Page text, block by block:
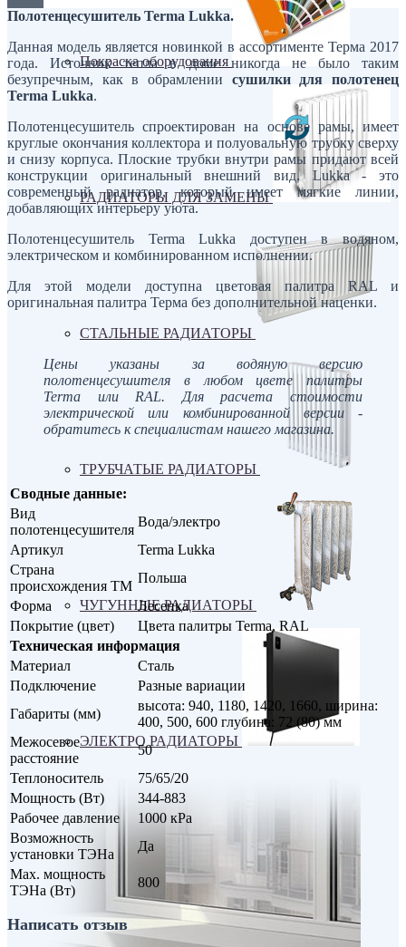
Покраска оборудования
РАДИАТОРЫ ДЛЯ ЗАМЕНЫ
СТАЛЬНЫЕ РАДИАТОРЫ
ТРУБЧАТЫЕ РАДИАТОРЫ
ЧУГУННЫЕ РАДИАТОРЫ
ЭЛЕКТРО РАДИАТОРЫ
Полотенцесушитель Terma Lukka.
Данная модель является новинкой в ассортименте Терма 2017
года. Источник тепла в доме никогда не было таким
безупречным, как в обрамлении сушилки для полотенец
Terma Lukka.
Полотенцесушитель спроектирован на основе рамы, имеет
круглые окончания коллектора и полуовальную трубку сверху
и снизу корпуса. Плоские трубки внутри рамы придают всей
конструкции оригинальный внешний вид. Lukka - это
современный радиатор, который имеет мягкие линии,
добавляющих интерьеру уюта.
Полотенцесушитель Terma Lukka доступен в водяном,
электрическом и комбинированном исполнении.
Для этой модели доступна цветовая палитра RAL и
оригинальная палитра Терма без дополнительной наценки.
Цены указаны за водяную версию
полотенцесушителя в любом цвете палитры
Terma или RAL. Для расчета стоимости
электрической или комбинированной версии -
обратитесь к специалистам нашего магазина.
Сводные данные:
Вид
полотенцесушителя
Вода/электро
Артикул
Terma Lukka
Страна
происхождения ТМ
Польша
Форма
Лесенка
Покрытие (цвет)
Цвета палитры Terma, RAL
Техническая информация
Материал
Сталь
Подключение
Разные вариации
Габариты (мм)
высота: 940, 1180, 1420, 1660, ширина:
400, 500, 600 глубина: 72 (80) мм
Межосевое
расстояние
50
Теплоноситель
75/65/20
Мощность (Вт)
344-883
Рабочее давление
1000 кРа
Возможность
установки ТЭНа
Да
Max. мощность
ТЭНа (Вт)
800
Написать отзыв